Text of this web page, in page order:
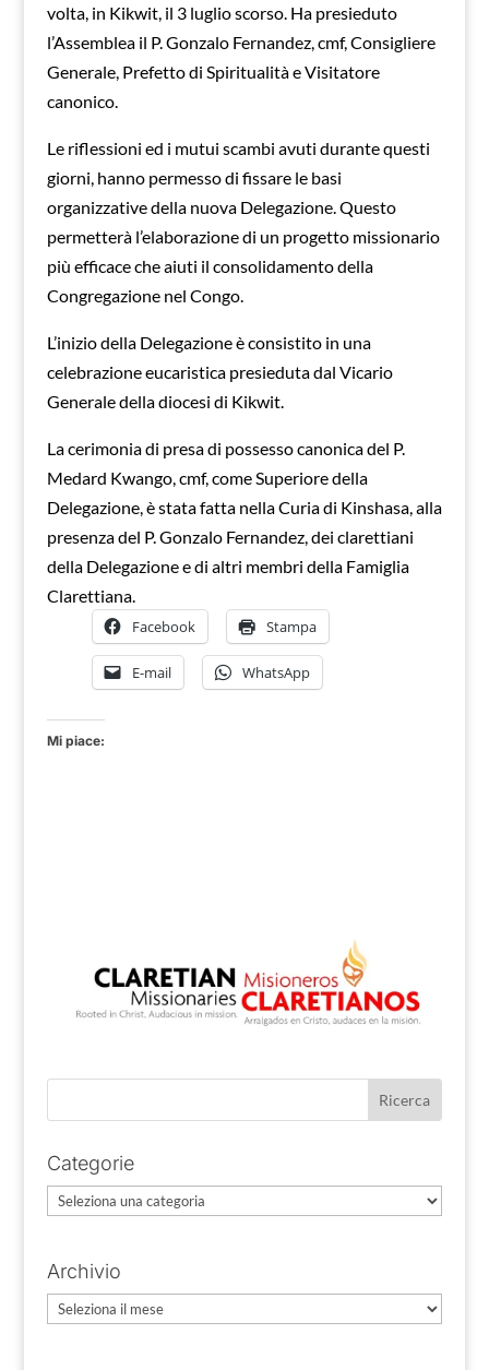
volta, in Kikwit, il 3 luglio scorso. Ha presieduto
l’Assemblea il P. Gonzalo Fernandez, cmf, Consigliere
Generale, Prefetto di Spiritualità e Visitatore
canonico.
Le riflessioni ed i mutui scambi avuti durante questi
giorni, hanno permesso di fissare le basi
organizzative della nuova Delegazione. Questo
permetterà l’elaborazione di un progetto missionario
più efficace che aiuti il consolidamento della
Congregazione nel Congo.
L’inizio della Delegazione è consistito in una
celebrazione eucaristica presieduta dal Vicario
Generale della diocesi di Kikwit.
La cerimonia di presa di possesso canonica del P.
Medard Kwango, cmf, come Superiore della
Delegazione, è stata fatta nella Curia di Kinshasa, alla
presenza del P. Gonzalo Fernandez, dei clarettiani
della Delegazione e di altri membri della Famiglia
Clarettiana.
Facebook Stampa
E-mail WhatsApp
Mi piace:
Categorie
Categorie
Archivio
Archivio